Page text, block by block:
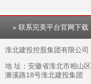
» 联系完美平台官网下载
淮北建投控股集团有限公司
地 址：安徽省淮北市相山区
濉溪路18号淮北建投集团